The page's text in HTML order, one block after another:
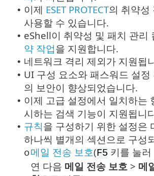
• 이제 ESET PROTECT의 취약성
사용할 수 있습니다.
• eShell이 취약성 및 패치 관리
약 작업을 지원합니다.
• 네트워크 격리 제외가 지원됩
• UI 구성 요소와 패스워드 설정
의 보안이 향상되었습니다.
• 이제 고급 설정에서 일치하는
시하는 검색 기능이 지원됩니
• 규칙을 구성하기 위한 설정은
하나씩 별개의 섹션으로 구성
o메일 전송 보호(F5 키를 눌
연 다음 메일 전송 보호 > 메